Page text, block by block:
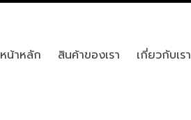
หน้าหลัก สินค้าของเรา เกี่ยวกับเรา